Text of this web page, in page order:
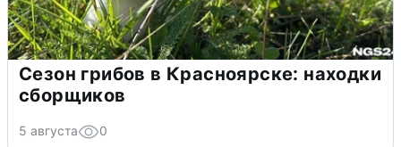
Сезон грибов в Красноярске: находки
сборщиков
5 августа 0